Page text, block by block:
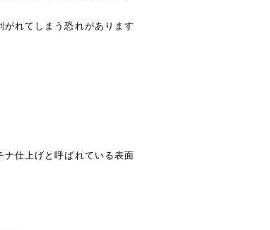
れてしまう恐れがあります
ナ仕上げと呼ばれている表面